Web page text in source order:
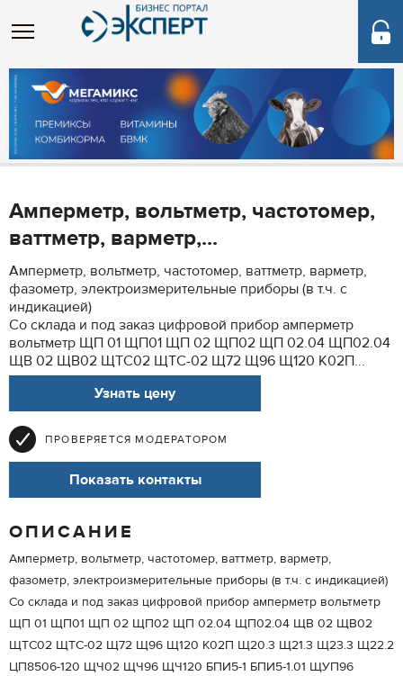
Амперметр, вольтметр, частотомер,
ваттметр, варметр,...
Амперметр, вольтметр, частотомер, ваттметр, варметр,
фазометр, электроизмерительные приборы (в т.ч. с
индикацией)
Со склада и под заказ цифровой прибор амперметр
вольтметр ЩП 01 ЩП01 ЩП 02 ЩП02 ЩП 02.04 ЩП02.04
ЩВ 02 ЩВ02 ЩТС02 ЩТС-02 Щ72 Щ96 Щ120 К02П...
Узнать цену
ПРОВЕРЯЕТСЯ МОДЕРАТОРОМ
Показать контакты
ОПИСАНИЕ
Амперметр, вольтметр, частотомер, ваттметр, варметр,
фазометр, электроизмерительные приборы (в т.ч. с индикацией)
Со склада и под заказ цифровой прибор амперметр вольтметр
ЩП 01 ЩП01 ЩП 02 ЩП02 ЩП 02.04 ЩП02.04 ЩВ 02 ЩВ02
ЩТС02 ЩТС-02 Щ72 Щ96 Щ120 К02П Щ20.3 Щ21.3 Щ23.3 Щ22.2
ЦП8506-120 ЩЧ02 ЩЧ96 ЩЧ120 БПИ5-1 БПИ5-1.01 ЩУП96